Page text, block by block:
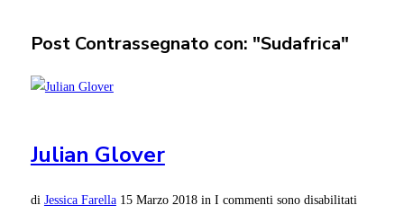
Post Contrassegnato con: "Sudafrica"
Julian Glover
di Jessica Farella 15 Marzo 2018 in I commenti sono disabilitati